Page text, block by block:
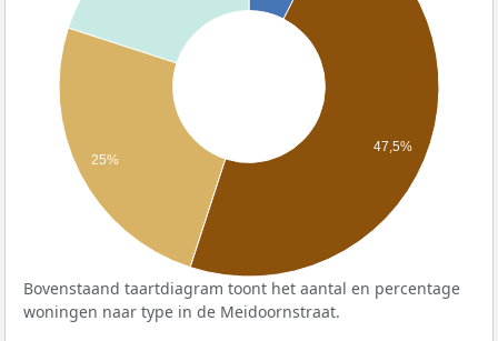
25%
47,5%
Bovenstaand taartdiagram toont het aantal en percentage
woningen naar type in de Meidoornstraat.